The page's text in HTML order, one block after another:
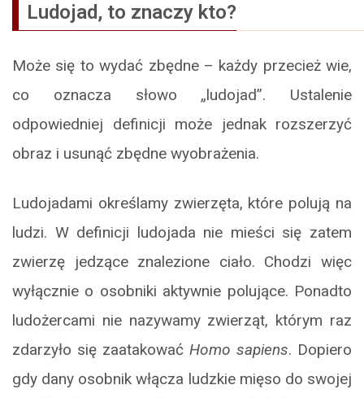
Ludojad, to znaczy kto?
Może się to wydać zbędne – każdy przecież wie,
co oznacza słowo „ludojad”. Ustalenie
odpowiedniej definicji może jednak rozszerzyć
obraz i usunąć zbędne wyobrażenia.
Ludojadami określamy zwierzęta, które polują na
ludzi. W definicji ludojada nie mieści się zatem
zwierzę jedzące znalezione ciało. Chodzi więc
wyłącznie o osobniki aktywnie polujące. Ponadto
ludożercami nie nazywamy zwierząt, którym raz
zdarzyło się zaatakować Homo sapiens. Dopiero
gdy dany osobnik włącza ludzkie mięso do swojej